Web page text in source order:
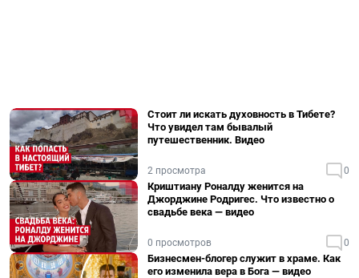
Стоит ли искать духовность в Тибете?
Что увидел там бывалый
путешественник. Видео
2 просмотра 0
Криштиану Роналду женится на
Джорджине Родригес. Что известно о
свадьбе века — видео
0 просмотров 0
Бизнесмен-блогер служит в храме. Как
его изменила вера в Бога — видео